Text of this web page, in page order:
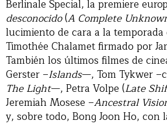
Berlinale Special, la premiere
desconocido(A Complete
lucimiento de cara a la temporada
Timothée Chalamet firmado por
También los últimos filmes de
Gerster –Islands—, Tom Tykwer
The Light—, Petra Volpe (Late
Jeremiah Mosese –Ancestral
y, sobre todo, Bong Joon Ho, con